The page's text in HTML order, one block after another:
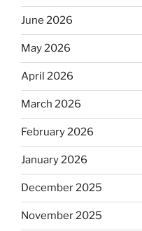
June 2026
May 2026
April 2026
March 2026
February 2026
January 2026
December 2025
November 2025